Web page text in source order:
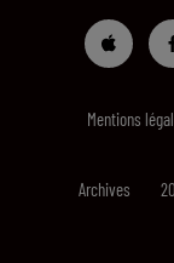
Mentions
Archives